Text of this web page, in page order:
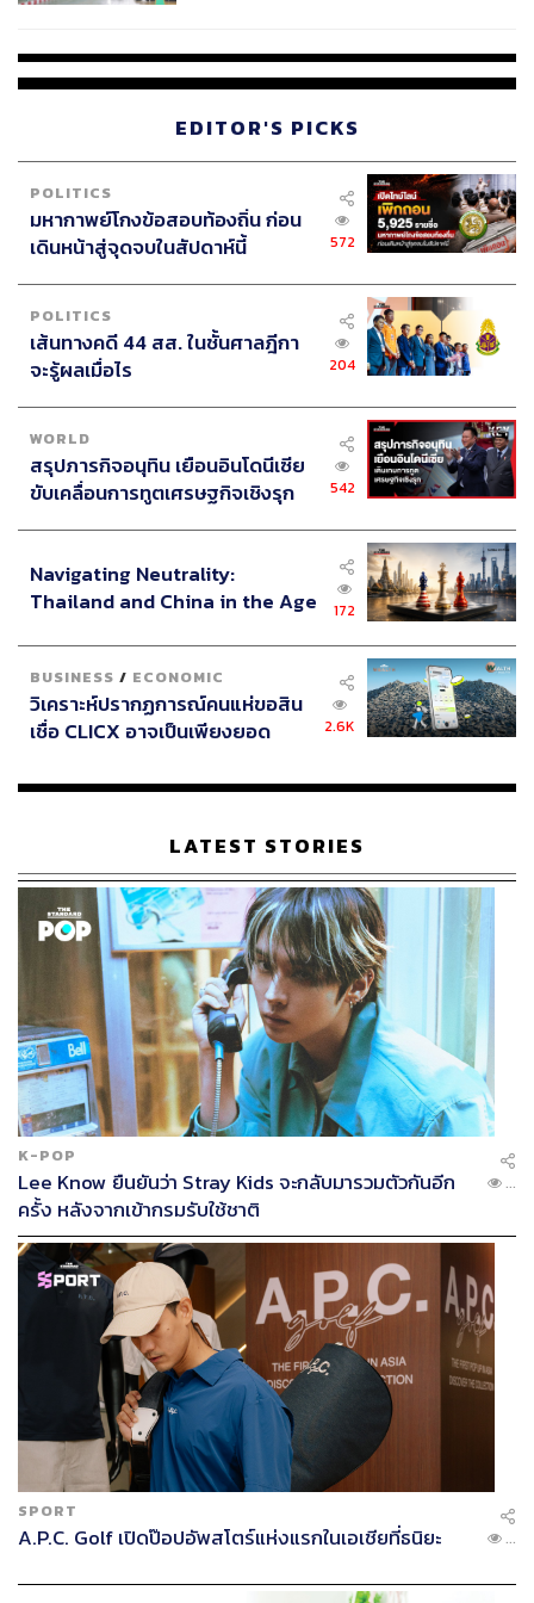
EDITOR'S PICKS
POLITICS
มหากาพย์โกงข้อสอบท้องถิ่น ก่อน
เดินหน้าสู่จุดจบในสัปดาห์นี้
572
POLITICS
เส้นทางคดี 44 สส. ในชั้นศาลฎีกา
จะรู้ผลเมื่อไร
204
WORLD
สรุปภารกิจอนุทิน เยือนอินโดนีเซีย
ขับเคลื่อนการทูตเศรษฐกิจเชิงรุก
542
Navigating Neutrality:
Thailand and China in the Age
172
BUSINESS / ECONOMIC
วิเคราะห์ปรากฏการณ์คนแห่ขอสิน
เชื่อ CLICX อาจเป็นเพียงยอด
เรือนไทยที่ถูกซุกไว้
2.6K
LATEST STORIES
K-POP
Lee Know ยืนยันว่า Stray Kids จะกลับมารวมตัวกันอีก
ครั้ง หลังจากเข้ากรมรับใช้ชาติ
...
SPORT
A.P.C. Golf เปิดป๊อปอัพสโตร์แห่งแรกในเอเชียที่ธนิยะ ...